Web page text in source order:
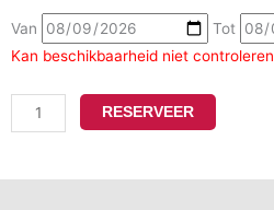
Van
Tot
Kan beschikbaarheid niet controleren
3224-
D2
RESERVEER